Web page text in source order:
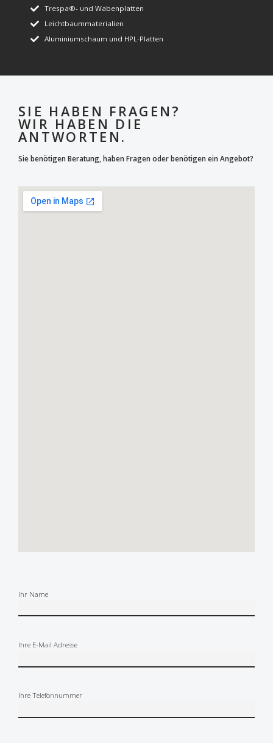
Trespa®- und Wabenplatten
Leichtbaummaterialien
Aluminiumschaum und HPL-Platten
SIE HABEN FRAGEN?
WIR HABEN DIE
ANTWORTEN.
Sie benötigen Beratung, haben Fragen oder benötigen ein Angebot?
Ihr Name
Ihre E-Mail Adresse
Ihre Telefonnummer